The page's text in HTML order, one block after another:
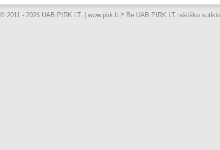
© 2011 - 2026 UAB PIRK LT. | www.pirk.lt | * Be UAB PIRK LT raštiško